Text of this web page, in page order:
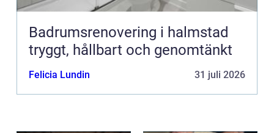
Badrumsrenovering i halmstad
tryggt, hållbart och genomtänkt
Felicia Lundin 31 juli 2026